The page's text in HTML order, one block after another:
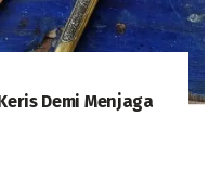
Demi Menjaga